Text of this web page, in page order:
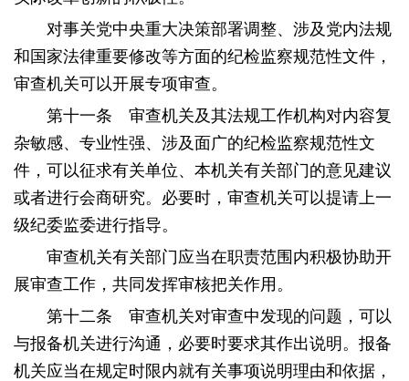
对事关党中央重大决策部署调整、涉及党内法规
和国家法律重要修改等方面的纪检监察规范性文件，
审查机关可以开展专项审查。
第十一条 审查机关及其法规工作机构对内容复
杂敏感、专业性强、涉及面广的纪检监察规范性文
件，可以征求有关单位、本机关有关部门的意见建议
或者进行会商研究。必要时，审查机关可以提请上一
级纪委监委进行指导。
审查机关有关部门应当在职责范围内积极协助开
展审查工作，共同发挥审核把关作用。
第十二条 审查机关对审查中发现的问题，可以
与报备机关进行沟通，必要时要求其作出说明。报备
机关应当在规定时限内就有关事项说明理由和依据，